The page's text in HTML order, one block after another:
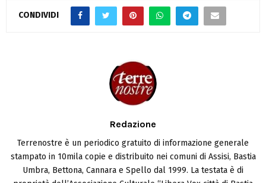
CONDIVIDI
Redazione
Terrenostre è un periodico gratuito di informazione generale
stampato in 10mila copie e distribuito nei comuni di Assisi, Bastia
Umbra, Bettona, Cannara e Spello dal 1999. La testata è di